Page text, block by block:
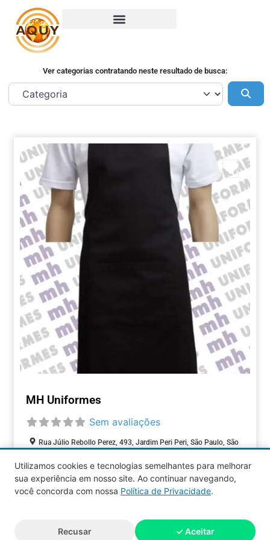
Ver categorias contratando neste resultado de busca:
MH Uniformes
Sem avaliações
Rua Júlio Rebollo Perez, 493, Jardim Peri Peri, São Paulo, São
COMÉRCIOS
reservados.
Utilizamos cookies e tecnologias semelhantes para melhorar
sua experiência em nosso site. Ao continuar navegando,
você concorda com nossa Política de Privacidade.
Recusar ✓ Aceitar